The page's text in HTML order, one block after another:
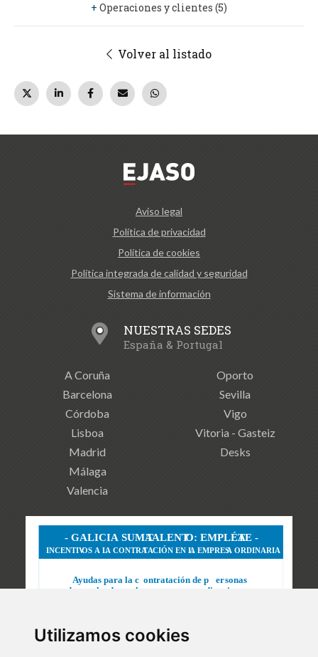
Utilizamos cookies
+ Operaciones y clientes (5)
Volver al listado
Aviso legal
Política de privacidad
Política de cookies
Política integrada de calidad y seguridad
Sistema de información
NUESTRAS SEDES
España & Portugal
A Coruña
Barcelona
Córdoba
Lisboa
Madrid
Málaga
Valencia
Oporto
Sevilla
Vigo
Vitoria - Gasteiz
Desks